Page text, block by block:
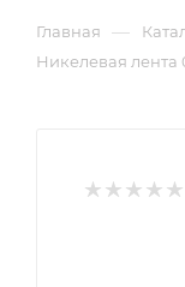
Главная —
Никелевая лента